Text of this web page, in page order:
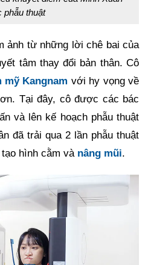
phẫu thuật
ảnh từ những lời chê bai của
tâm thay đổi bản thân. Cô
mỹ Kangnam với hy vọng về
Tại đây, cô được các bác
và lên kế hoạch phẫu thuật
đã trải qua 2 lần phẫu thuật
hình cằm và nâng mũi.